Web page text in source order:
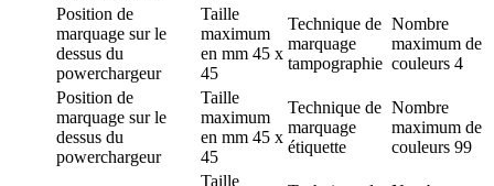
Position de
marquage sur le
dessus du
powerchargeur
Taille
maximum
en mm 45 x
45
Technique de
marquage
tampographie
Nombre
maximum de
couleurs 4
Position de
marquage sur le
dessus du
powerchargeur
Taille
maximum
en mm 45 x
45
Technique de
marquage
étiquette
Nombre
maximum de
couleurs 99
Taille